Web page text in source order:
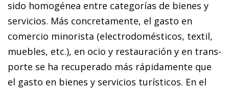
sido homogénea entre categorías de bienes y
servicios. Más con­­cretamente, el gasto en
comercio minorista (electrodomésticos, textil,
muebles, etc.), en ocio y restauración y en trans­­
porte se ha recuperado más rápidamente que
el gasto en bienes y servicios turísticos. En el